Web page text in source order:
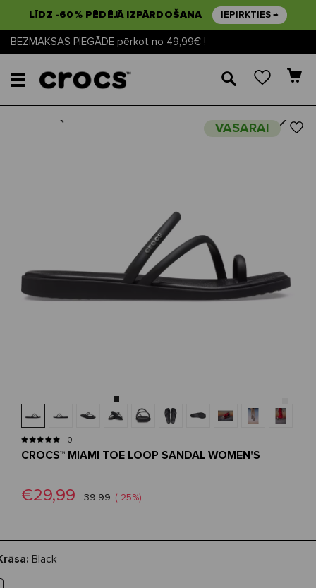
LĪDZ -60% PĒDĒJĀ IZPĀRDOŠANA IEPIRKTIES →
BEZMAKSAS PIEGĀDE pērkot no 49,99€ !
🔎
VASARAINext
0
CROCS™ MIAMI TOE LOOP SANDAL WOMEN'S
€29,99 39.99 (-25%)
Black